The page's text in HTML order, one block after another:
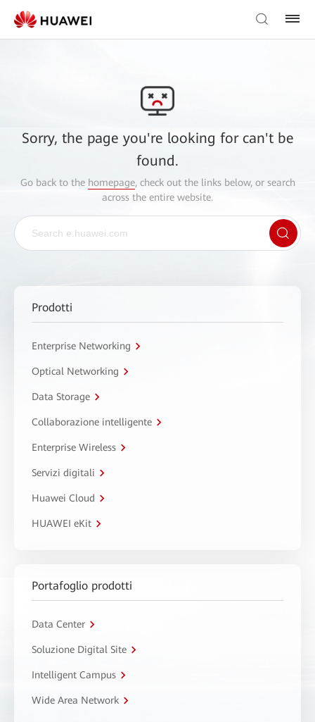
Sorry, the page you're looking for can't be
found.
Go back to the homepage, check out the links below, or search
across the entire website.
Prodotti
Enterprise Networking
Optical Networking
Data Storage
Collaborazione intelligente
Enterprise Wireless
Servizi digitali
Huawei Cloud
HUAWEI eKit
Portafoglio prodotti
Data Center
Soluzione Digital Site
Intelligent Campus
Wide Area Network